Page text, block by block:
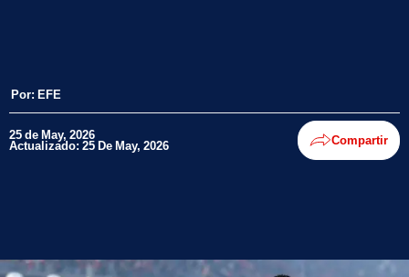
Por: EFE
25 de May, 2026
Actualizado: 25 De May, 2026 Compartir